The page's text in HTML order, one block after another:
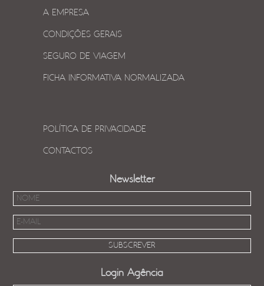
A EMPRESA
CONDIÇÕES GERAIS
SEGURO DE VIAGEM
FICHA INFORMATIVA NORMALIZADA
POLÍTICA DE PRIVACIDADE
CONTACTOS
Newsletter
Login Agência